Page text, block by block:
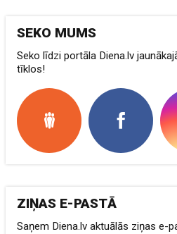
SEKO MUMS
Seko līdzi portāla Diena.lv
tīklos!
ZIŅAS E-PASTĀ
Saņem Diena.lv aktuālās ziņas e-